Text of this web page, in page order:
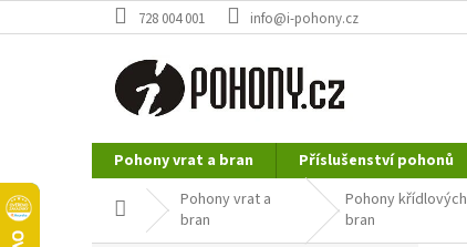
na
728 004 001 info@i-pohony.cz
Pohony vrat a bran Příslušenství pohonů
Nerezové polotovary
Hutní materiál
Domů Pohony vrat a
bran
Pohony křídlových
bran